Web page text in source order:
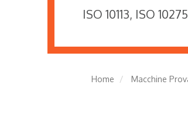
ISO 10113, ISO
Home Macchine